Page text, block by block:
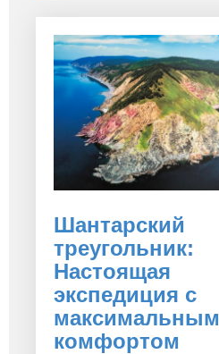
Шантарский
треугольник:
Настоящая
экспедиция с
максимальным
комфортом